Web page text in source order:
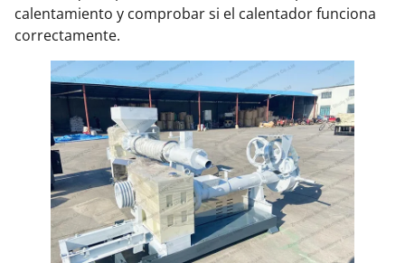
calentamiento y comprobar si el calentador funciona
correctamente.